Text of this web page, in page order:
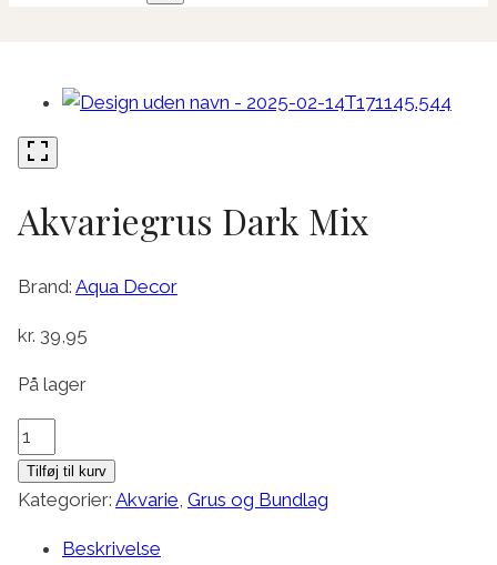
Akvariegrus Dark Mix
Brand: Aqua Decor
kr. 39,95
På lager
Akvariegrus
Dark
Mix
Tilføj til kurv
Kategorier: Akvarie Grus og Bundlag
Beskrivelse